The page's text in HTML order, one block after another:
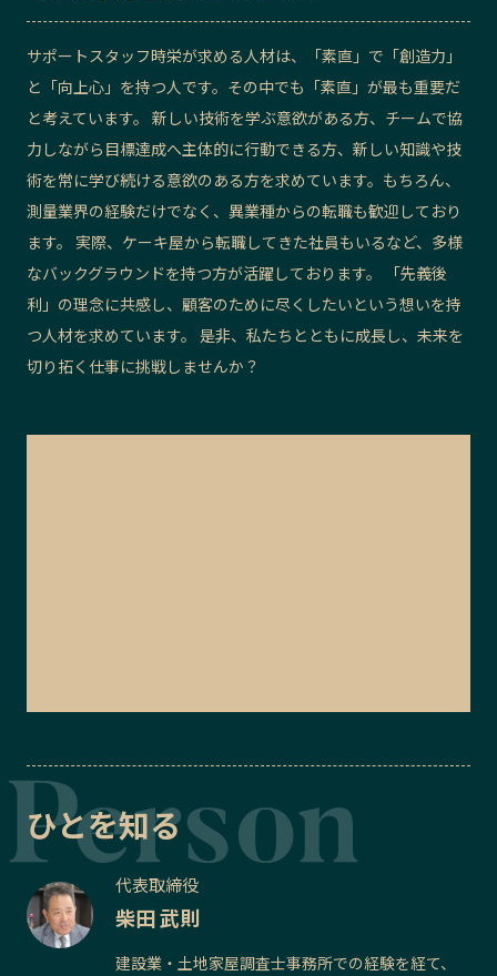
サポートスタッフ時栄が求める人材は、「素直」で「創造力」
と「向上心」を持つ人です。その中でも「素直」が最も重要だ
と考えています。 新しい技術を学ぶ意欲がある方、チームで協
力しながら目標達成へ主体的に行動できる方、新しい知識や技
術を常に学び続ける意欲のある方を求めています。もちろん、
測量業界の経験だけでなく、異業種からの転職も歓迎しており
ます。 実際、ケーキ屋から転職してきた社員もいるなど、多様
なバックグラウンドを持つ方が活躍しております。 「先義後
利」の理念に共感し、顧客のために尽くしたいという想いを持
つ人材を求めています。 是非、私たちとともに成長し、未来を
切り拓く仕事に挑戦しませんか？
ひとを知る
代表取締役
柴田 武則
建設業・土地家屋調査士事務所での経験を経て、